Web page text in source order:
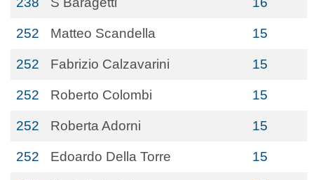
252 Matteo Scandella 15
252 Fabrizio Calzavarini 15
252 Roberto Colombi 15
252 Roberta Adorni 15
252 Edoardo Della Torre 15